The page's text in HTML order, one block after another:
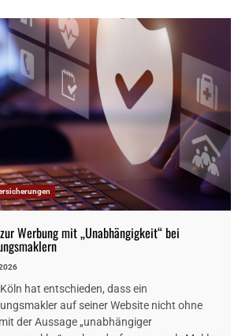
Werbung mit „Unabhängigkeit“ bei
hat entschieden, dass ein
auf seiner Website nicht ohne
der Aussage „unabhängiger